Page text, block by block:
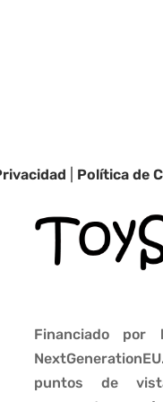
Política de
Financiado por
puntos de